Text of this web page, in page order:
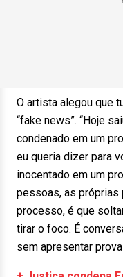
O artista alegou que
“fake news”. “Hoje
condenado em um
eu queria dizer para
inocentado em um
pessoas, as
processo, é que
tirar o foco. É
sem apresentar